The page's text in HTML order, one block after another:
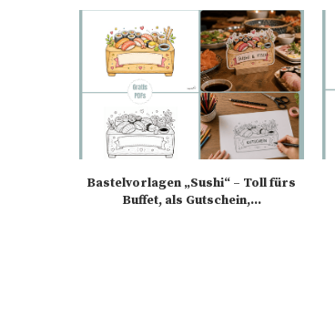
Bastelvorlagen „Sushi“ – Toll fürs
Buffet, als Gutschein,...